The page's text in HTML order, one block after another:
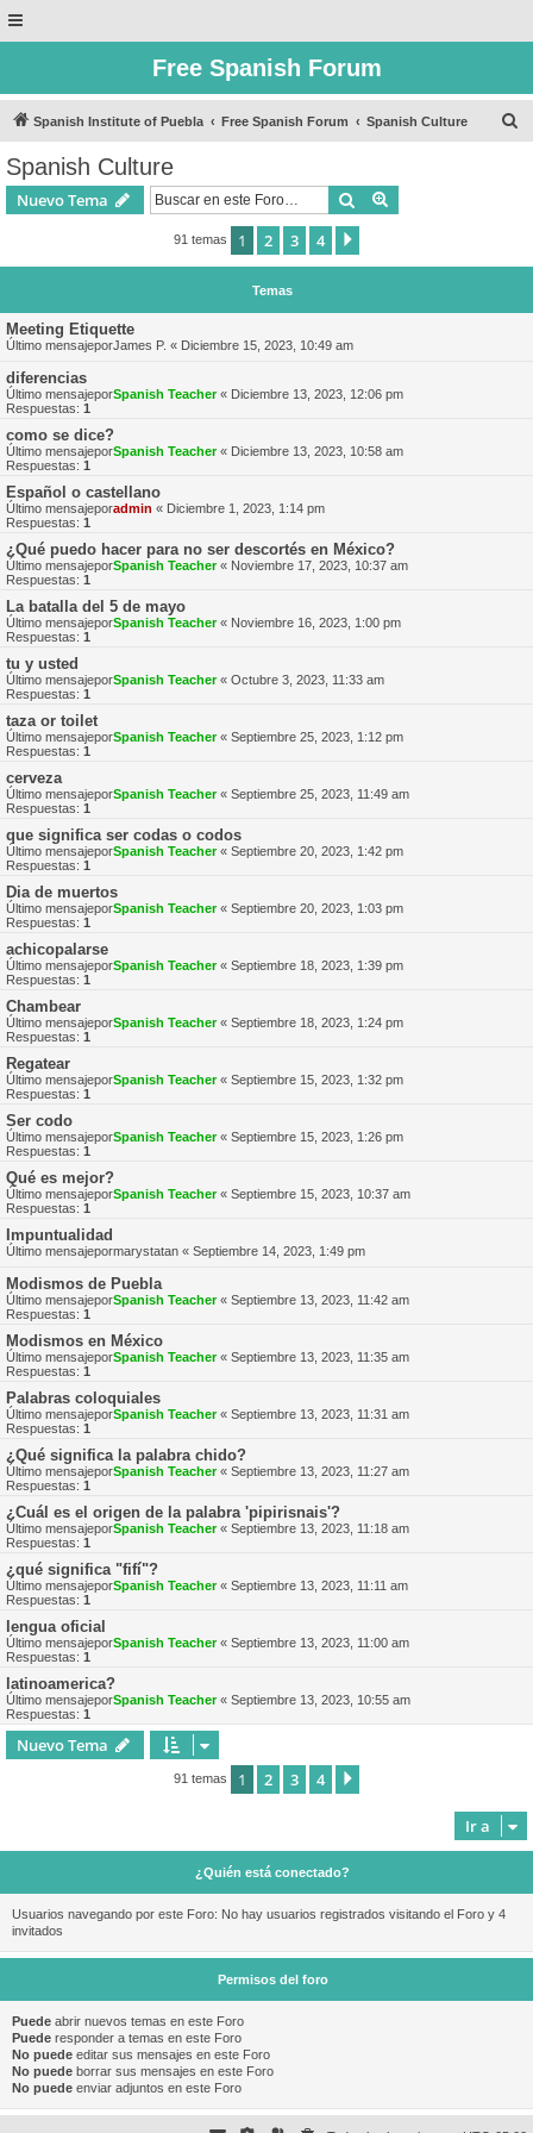
Free Spanish Forum
Spanish Institute of Puebla Free Spanish Forum Spanish Culture
Spanish Culture
Nuevo Tema Buscar
91 temas 1 2 3 4
Temas
Meeting Etiquette
Último mensajeporJames P. « Diciembre 15, 2023, 10:49 am
diferencias
Último mensajeporSpanish Teacher« Diciembre 13, 2023, 12:06 pm
Respuestas: 1
como se dice?
Último mensajeporSpanish Teacher« Diciembre 13, 2023, 10:58 am
Respuestas: 1
Español o castellano
Último mensajeporadmin « Diciembre 1, 2023, 1:14 pm
Respuestas: 1
¿Qué puedo hacer para no ser descortés en México?
Último mensajeporSpanish Teacher« Noviembre 17, 2023, 10:37 am
Respuestas: 1
La batalla del 5 de mayo
Último mensajeporSpanish Teacher« Noviembre 16, 2023, 1:00 pm
Respuestas: 1
tu y usted
Último mensajeporSpanish Teacher« Octubre 3, 2023, 11:33 am
Respuestas: 1
taza or toilet
Último mensajeporSpanish Teacher« Septiembre 25, 2023, 1:12 pm
Respuestas: 1
cerveza
Último mensajeporSpanish Teacher« Septiembre 25, 2023, 11:49 am
Respuestas: 1
que significa ser codas o codos
Último mensajeporSpanish Teacher« Septiembre 20, 2023, 1:42 pm
Respuestas: 1
Dia de muertos
Último mensajeporSpanish Teacher« Septiembre 20, 2023, 1:03 pm
Respuestas: 1
achicopalarse
Último mensajeporSpanish Teacher« Septiembre 18, 2023, 1:39 pm
Respuestas: 1
Chambear
Último mensajeporSpanish Teacher« Septiembre 18, 2023, 1:24 pm
Respuestas: 1
Regatear
Último mensajeporSpanish Teacher« Septiembre 15, 2023, 1:32 pm
Respuestas: 1
Ser codo
Último mensajeporSpanish Teacher« Septiembre 15, 2023, 1:26 pm
Respuestas: 1
Qué es mejor?
Último mensajeporSpanish Teacher« Septiembre 15, 2023, 10:37 am
Respuestas: 1
Impuntualidad
Último mensajepormarystatan « Septiembre 14, 2023, 1:49 pm
Modismos de Puebla
Último mensajeporSpanish Teacher« Septiembre 13, 2023, 11:42 am
Respuestas: 1
Modismos en México
Último mensajeporSpanish Teacher« Septiembre 13, 2023, 11:35 am
Respuestas: 1
Palabras coloquiales
Último mensajeporSpanish Teacher« Septiembre 13, 2023, 11:31 am
Respuestas: 1
¿Qué significa la palabra chido?
Último mensajeporSpanish Teacher« Septiembre 13, 2023, 11:27 am
Respuestas: 1
¿Cuál es el origen de la palabra 'pipirisnais'?
Último mensajeporSpanish Teacher« Septiembre 13, 2023, 11:18 am
Respuestas: 1
¿qué significa "fifí"?
Último mensajeporSpanish Teacher« Septiembre 13, 2023, 11:11 am
Respuestas: 1
lengua oficial
Último mensajeporSpanish Teacher« Septiembre 13, 2023, 11:00 am
Respuestas: 1
latinoamerica?
Último mensajeporSpanish Teacher« Septiembre 13, 2023, 10:55 am
Respuestas: 1
Nuevo Tema
91 temas 1 2 3 4
Ir a
¿Quién está conectado?
Usuarios navegando por este Foro: No hay usuarios registrados visitando el Foro y 4
invitados
Permisos del foro
Puede abrir nuevos temas en este Foro
Puede responder a temas en este Foro
No puede editar sus mensajes en este Foro
No puede borrar sus mensajes en este Foro
No puede enviar adjuntos en este Foro